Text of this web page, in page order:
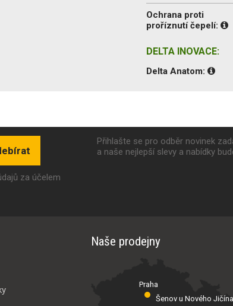
Ochrana proti
proříznutí čepelí:
DELTA INOVACE:
Delta Anatom:
za účelem
Přihlašte se pro odběr novinek
a naše nejlepší slevy a nabídky
Naše prodejny
Praha
Šenov u Nového Jičína